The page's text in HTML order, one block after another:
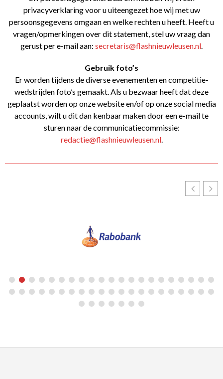
privacyverklaring voor u uiteengezet hoe wij met uw
persoonsgegevens omgaan en welke rechten u heeft. Heeft u
vragen/opmerkingen over dit statement, stel uw vraag dan
gerust per e-mail aan: secretaris@flashnieuwleusen.nl.
Gebruik foto’s
Er worden tijdens de diverse evenementen en competitie-
wedstrijden foto’s gemaakt. Als u bezwaar heeft dat deze
geplaatst worden op onze website en/of op onze social media
accounts, wilt u dit dan kenbaar maken door een e-mail te
sturen naar de communicatiecommissie:
redactie@flashnieuwleusen.nl.